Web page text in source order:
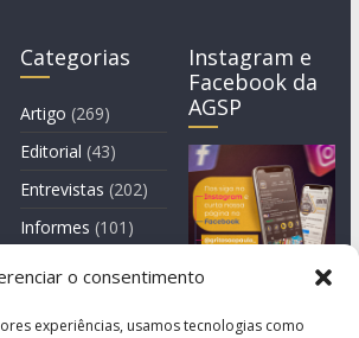
o consentimento
experiências, usamos tecnologias como
Categorias
Artigo (269)
Editorial (43)
Entrevistas (202)
Informes (101)
Instagram e
Facebook da
AGSP